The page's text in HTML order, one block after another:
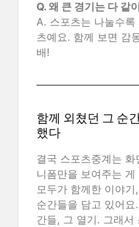
Q. 왜 큰 경기는 다 같
A. 스포츠는 나눌수록
츠예요. 함께 보면 감
배!
함께 외쳤던 그 순
했다
결국 스포츠중계는
니폼만을 보여주는
모두가 함께한 이야
순간들을 담고 있어
간들, 그 열기. 그래서